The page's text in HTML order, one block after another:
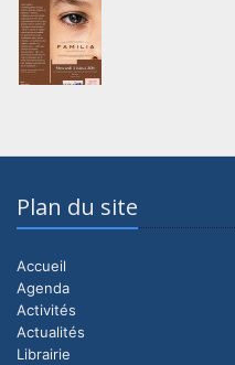
Plan du site
Accueil
Agenda
Activités
Actualités
Librairie